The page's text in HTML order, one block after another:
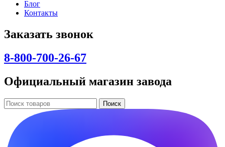
Блог
Контакты
Заказать звонок
8-800-700-26-67
Официальный магазин завода
Поиск